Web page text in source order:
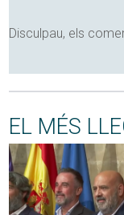
Disculpau, els
EL MÉS